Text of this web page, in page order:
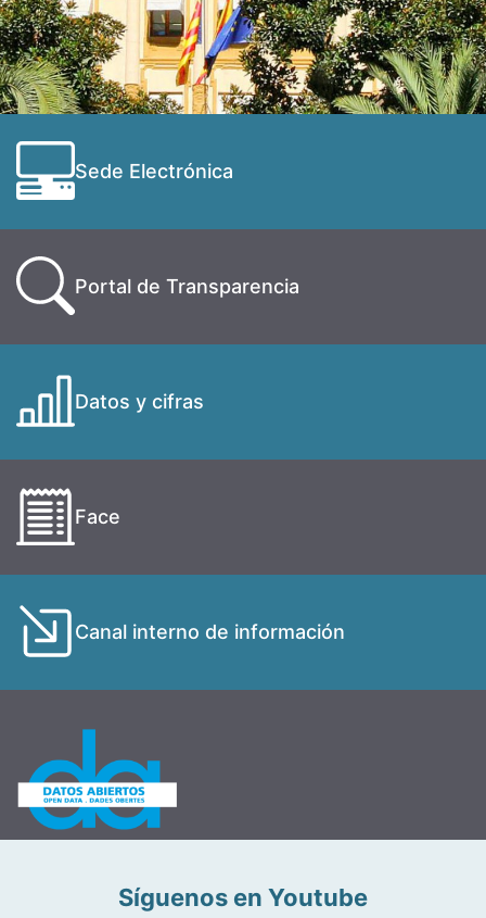
Sede Electrónica
Portal de Transparencia
Datos y cifras
Face
Canal interno de información
Síguenos en Youtube